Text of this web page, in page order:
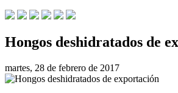
Hongos deshidratados de
martes, 28 de febrero de 2017